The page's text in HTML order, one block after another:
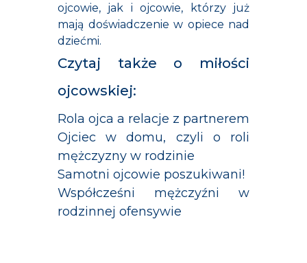
ojcowie, jak i ojcowie, którzy już
mają doświadczenie w opiece nad
dziećmi.
Czytaj także o miłości
ojcowskiej:
Rola ojca a relacje z partnerem
Ojciec w domu, czyli o roli
mężczyzny w rodzinie
Samotni ojcowie poszukiwani!
Współcześni mężczyźni w
rodzinnej ofensywie